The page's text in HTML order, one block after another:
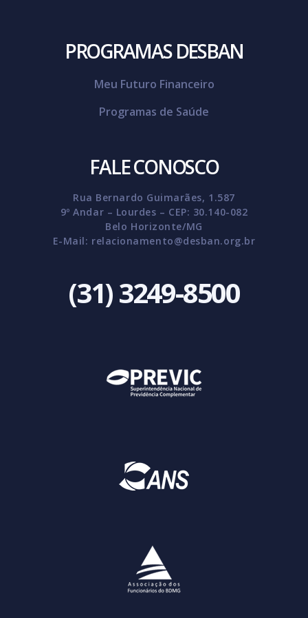
PROGRAMAS DESBAN
Meu Futuro Financeiro
Programas de Saúde
FALE CONOSCO
Rua Bernardo Guimarães, 1.587
9º Andar – Lourdes – CEP: 30.140-082
Belo Horizonte/MG
E-Mail: relacionamento@desban.org.br
(31) 3249-8500